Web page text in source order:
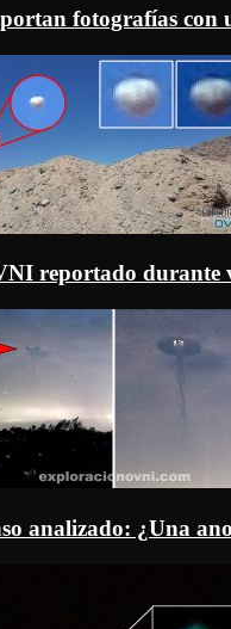
fotografías con
reportado durante
analizado: ¿Una